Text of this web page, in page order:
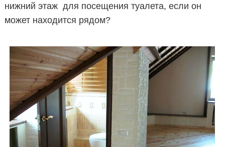
нижний этаж для посещения туалета, если он
может находится рядом?